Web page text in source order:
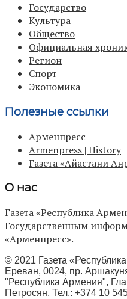
Государство
Культура
Общество
Официальная
Регион
Спорт
Экономика
Полезные ссылки
Арменпресс
Armenpress | History
Газета «Айастани
О нас
Газета «Республика
Государственным
«Арменпресс».
© 2021 Газета
Ереван, 0024, пр.
"Республика Армения",
Петросян, Тел.: +374 10